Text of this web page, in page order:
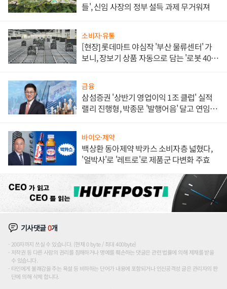
들', 신임 사장의 정부 설득 과제 무거워져
소비자·유통
[현장] 롯데마트 야심작 '부산 물류센터' 가
보니, 장보기 상품 자동으로 담는 '로봇 400
금융
삼섬증권 '상반기 영업이익 1조 클럽' 실적
랠리 진행형, 박종문 '발행어음' 달고 연임 향
바이오·제약
백상환 동아제약 박카스 소비자층 넓혔다,
'얼박사'로 '레트로'로 제품군 다변화 주효
기사댓글0개
200자까지 쓰실 수 있습니다. (현재 0 byte / 최대 400byte)
저작권 등 다른 사람의 권리를 침해하거나 명예를 훼손하는 댓글은 관련 법률에 의해 제재를 받을
수 있습니다.
타인에게 불쾌감을 주는 욕설 등 비하하는 단어가 내용에 포함되거나 인신공격성 글은 관리자의 판
단에 의해 삭제 합니다.